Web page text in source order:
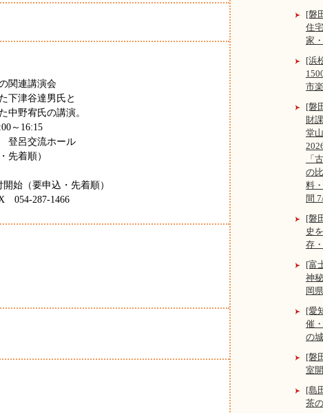
関連講演会
下津谷達男氏と
中野宥氏の講演。
～16:15
呂交流ホール
先着順）
始（要申込・先着順）
287-1466
[磐
住
家
[浜
市
[磐
財
堂
「
の
料
間
[磐
史
存
[富
神
岡
[愛
催
の
[磐
室
[島
茶